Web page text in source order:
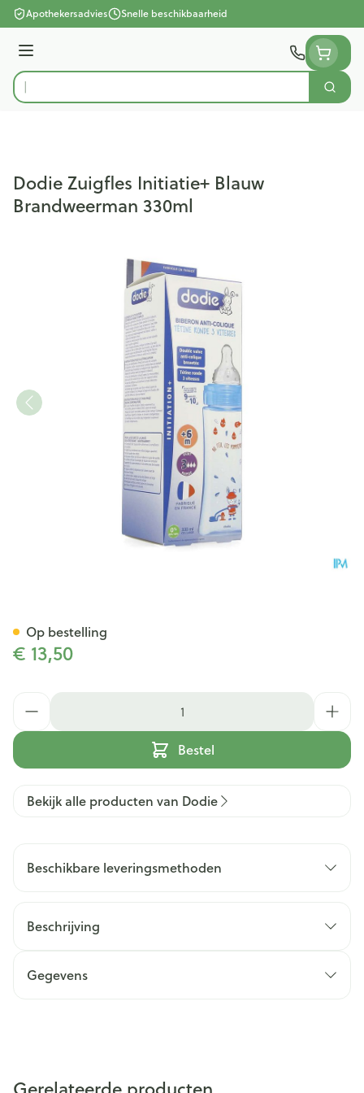
Ga naar de inhoud
Apothekersadvies Snelle beschikbaarheid
Menu
Product, merk, categorie... Zoek
Dodie Zuigfles Initiatie+ Blauw
Brandweerman 330ml
€ 13,50
Bestel
Op bestelling
Bekijk alle producten van Dodie
Beschikbare leveringsmethoden
Beschrijving
Gegevens